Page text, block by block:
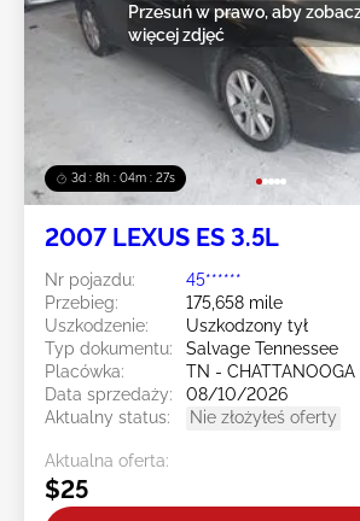
3d : 8h : 04m : 24s
Przesuń w prawo, aby
więcej zdjęć
2007 LEXUS ES 3.5L
Nr pojazdu:
45******
Przebieg:
175,658 mile
Uszkodzenie:
Uszkodzony tył
Typ dokumentu:
Salvage Tennessee
Placówka:
TN - CHATTANOOGA
Data sprzedaży:
08/10/2026
Aktualny status:
Nie złożyłeś oferty
Aktualna oferta:
$25